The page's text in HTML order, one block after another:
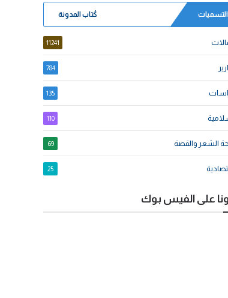
التسميات كُتاب المدونة
11241
784
135
110
الشعر والقصة 69
25
على الفيس بوك